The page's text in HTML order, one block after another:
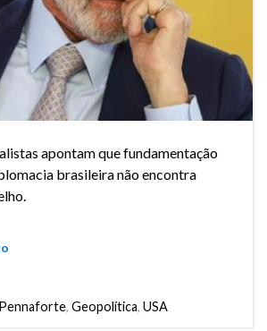
apontam que fundamentação
brasileira não encontra
, Geopolítica, USA